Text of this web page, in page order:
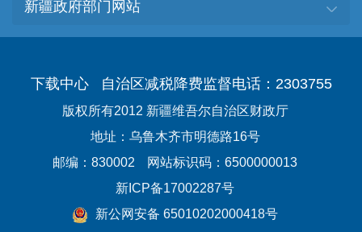
新疆政府部门网站
下载中心 自治区减税降费监督电话：2303755
版权所有2012 新疆维吾尔自治区财政厅
地址：乌鲁木齐市明德路16号
邮编：830002
网站标识码：6500000013
新ICP备17002287号
新公网安备 65010202000418号